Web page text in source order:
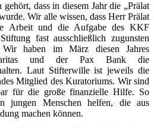
dass in diesem Jahr die „Prälat
Wir alle wissen, dass Herr Prälat
Arbeit und die Aufgabe des KKF
fast ausschließlich zugunsten
haben im März diesen Jahres
und der Pax Bank die
Laut Stifterwille ist jeweils die
Mitglied des Kuratoriums. Wir sind
für die große finanzielle Hilfe. So
jungen Menschen helfen, die aus
machen können.